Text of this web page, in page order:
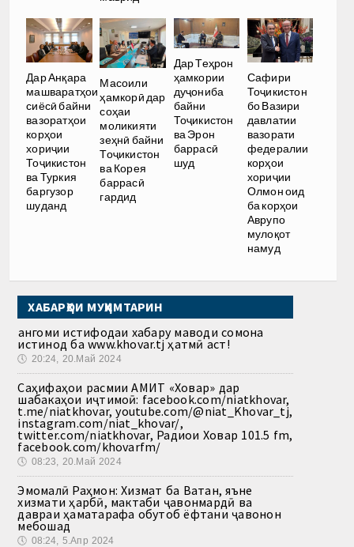
Дар Анқара
машваратҳои
сиёсӣ байни
вазоратҳои
корҳои
хориҷии
Тоҷикистон
ва Туркия
баргузор
шуданд
Масоили
ҳамкорӣ дар
соҳаи
моликияти
зеҳнӣ байни
Тоҷикистон
ва Корея
баррасӣ
гардид
Дар Теҳрон
ҳамкории
дуҷониба
байни
Тоҷикистон
ва Эрон
баррасӣ
шуд
Сафири
Тоҷикистон
бо Вазири
давлатии
вазорати
федералии
корҳои
хориҷии
Олмон оид
ба корҳои
Аврупо
мулоқот
намуд
ХАБАРҲОИ МУҲИМТАРИН
Ҳангоми истифодаи хабару маводи сомона
истинод ба www.khovar.tj ҳатмӣ аст!
🕔 20:24, 20.Май 2024
Саҳифаҳои расмии АМИТ «Ховар» дар
шабакаҳои иҷтимоӣ: facebook.com/niatkhovar,
t.me/niatkhovar, youtube.com/@niat_Khovar_tj,
instagram.com/niat_khovar/,
twitter.com/niatkhovar, Радиои Ховар 101.5 fm,
facebook.com/khovarfm/
🕔 08:23, 20.Май 2024
Эмомалӣ Раҳмон: Хизмат ба Ватан, яъне
хизмати ҳарбӣ, мактаби ҷавонмардӣ ва
давраи ҳаматарафа обутоб ёфтани ҷавонон
мебошад
🕔 08:24, 5.Апр 2024